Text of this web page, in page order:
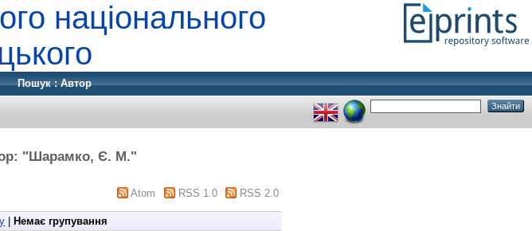
національного
Пошук : Автор
"Шарамко, Є. М."
Atom RSS 1.0 RSS 2.0
Немає групування